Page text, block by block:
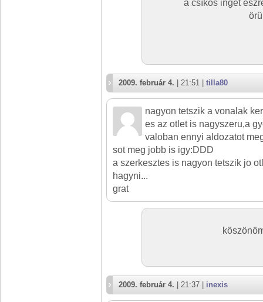
a csíkos inget
2009. február 4. | 21:51 | tilla80
nagyon tetszik a vonalak
es az otlet is nagyszeru,a
valoban ennyi aldozatot
sot meg jobb is igy:DDD
a szerkesztes is nagyon tetszik jo
hagyni...
grat
2009. február 4. | 21:37 | inexis